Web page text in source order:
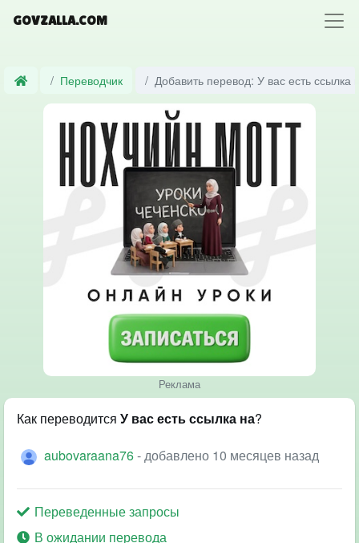
GOVZALLA.COM
Переводчик Добавить перевод: У вас есть ссылка
Реклама
Как переводится У вас есть ссылка на?
aubovaraana76- добавлено 10 месяцев назад
Переведенные запросы
В ожидании перевода